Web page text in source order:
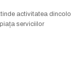
activitatea dincolo
serviciilor